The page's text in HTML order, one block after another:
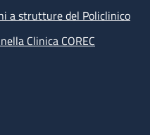
a strutture del Policlinico
Clinica COREC